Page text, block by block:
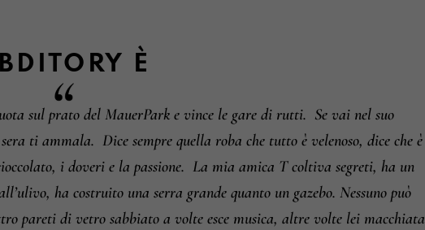
È
sul prato del MauerPark e vince le gare di rutti. Se vai nel suo
ti ammala. Dice sempre quella roba che tutto è velenoso, dice che è
i doveri e la passione. La mia amica T coltiva segreti, ha un
ha costruito una serra grande quanto un gazebo. Nessuno può
pareti di vetro sabbiato a volte esce musica, altre volte lei macchiata